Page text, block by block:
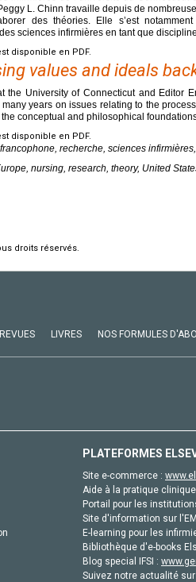
L. Chinn travaille depuis de
des théories. Elle s’est
sciences infirmières en tant que
disponible en PDF.
values and ideals
the University of Connecticut and Editor
years on issues relating to the
conceptual and philosophical
disponible en PDF.
recherche, sciences
nursing, research, theory, United
droits réservés.
REVUES LIVRES NOS FORMULES
PLATEFORMES
Site e-commerce :
Aide à la pratique
Portail pour les
Site d'information sur
E-learning pour les
Bibliothèque d'e-books
Blog special IFSI :
Suivez notre actualité